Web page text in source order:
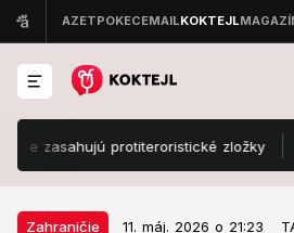
protiteroristické zložky
Zahraničie 11. máj. 2026 o 21:23
Zahraničie 11. máj. 2026 o 21:23